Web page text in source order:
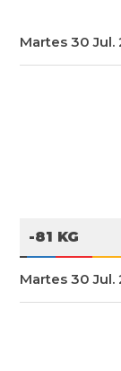
Martes 30 Jul.
-81 KG
Martes 30 Jul.